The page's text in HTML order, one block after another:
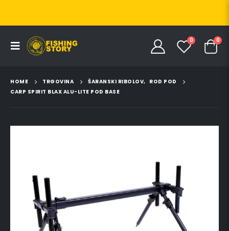
0 0
HOME TRGOVINA ŠARANSKI RIBOLOV, ROD POD
CARP SPIRIT BLAX ALU-LITE POD BASE